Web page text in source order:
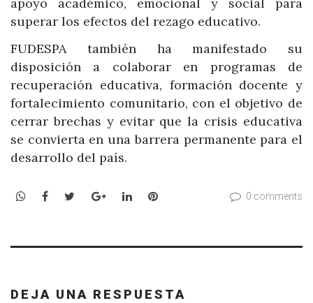
superar los efectos del rezago educativo.
FUDESPA también ha manifestado su
disposición a colaborar en programas de
recuperación educativa, formación docente y
fortalecimiento comunitario, con el objetivo de
cerrar brechas y evitar que la crisis educativa
se convierta en una barrera permanente para el
desarrollo del país.
WhatsApp
Facebook
TwitterGoogle+LinkedInPinterest 0 comments
DEJA UNA RESPUESTA